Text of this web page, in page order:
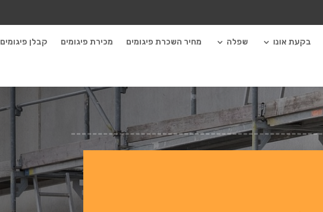
בקעת אונו שפלה מחיר השכרת פיגומים מכירת פיגומים קבלן פיגומים